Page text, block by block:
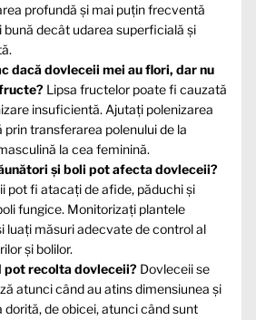
profundă și mai puțin frecventă
bună decât udarea superficială și
dacă dovleceii mei au flori, dar nu
Lipsa fructelor poate fi cauzată
insuficientă. Ajutați polenizarea
prin transferarea polenului de la
la cea feminină.
și boli pot afecta dovleceii?
pot fi atacați de afide, păduchi și
fungice. Monitorizați plantele
luați măsuri adecvate de control al
și bolilor.
pot recolta dovleceii? Dovleceii se
atunci când au atins dimensiunea și
dorită, de obicei, atunci când sunt